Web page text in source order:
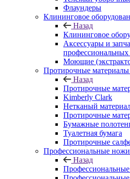
Флаундеры
Клининговое
Назад
Клининговое
Аксессуары и
профессиональных
Моющие
Протирочные материалы
Назад
Протирочные
Kimberly Clark
Нетканый
Протирочные
Бумажные
Туалетная бумага
Протирочные
Профессиональные ножи
Назад